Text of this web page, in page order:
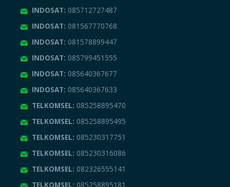
INDOSAT: 085712727487
INDOSAT: 081567770768
INDOSAT: 081578899447
INDOSAT: 085799451555
INDOSAT: 085640367677
INDOSAT: 085640367633
TELKOMSEL: 085258895470
TELKOMSEL: 085258895495
TELKOMSEL: 085230317751
TELKOMSEL: 085230316086
TELKOMSEL: 082326555141
TELKOMSEL: 085258895181